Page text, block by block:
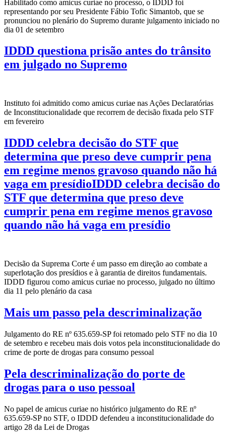
Habilitado como amicus curiae no processo, o IDDD foi
representando por seu Presidente Fábio Tofic Simantob, que se
pronunciou no plenário do Supremo durante julgamento iniciado no
dia 01 de setembro
IDDD questiona prisão antes do trânsito
em julgado no Supremo
Instituto foi admitido como amicus curiae nas Ações Declaratórias
de Inconstitucionalidade que recorrem de decisão fixada pelo STF
em fevereiro
IDDD celebra decisão do STF que
determina que preso deve cumprir pena
em regime menos gravoso quando não há
vaga em presídioIDDD celebra decisão do
STF que determina que preso deve
cumprir pena em regime menos gravoso
quando não há vaga em presídio
Decisão da Suprema Corte é um passo em direção ao combate a
superlotação dos presídios e à garantia de direitos fundamentais.
IDDD figurou como amicus curiae no processo, julgado no último
dia 11 pelo plenário da casa
Mais um passo pela descriminalização
Julgamento do RE nº 635.659-SP foi retomado pelo STF no dia 10
de setembro e recebeu mais dois votos pela inconstitucionalidade do
crime de porte de drogas para consumo pessoal
Pela descriminalização do porte de
drogas para o uso pessoal
No papel de amicus curiae no histórico julgamento do RE nº
635.659-SP no STF, o IDDD defendeu a inconstitucionalidade do
artigo 28 da Lei de Drogas